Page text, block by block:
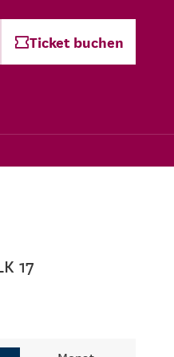
Sprache Deutsch
Ticket buchen
17